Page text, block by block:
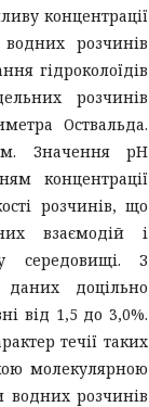
концентрації
розчинів
гідроколоїдів
розчинів
Оствальда.
Значення рН
концентрації
розчинів, що
взаємодій і
середовищі. З
даних доцільно
від 1,5 до 3,0%.
течії таких
молекулярною
водних розчинів